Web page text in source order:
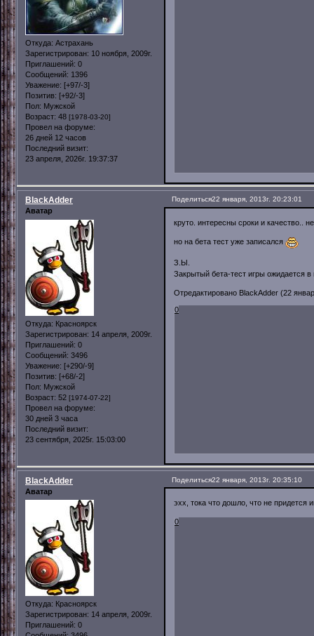
Откуда: Астрахань
Зарегистрирован: 10 ноября, 2009г.
Приглашений: 0
Сообщений: 1396
Уважение: [+97/-3]
Позитив: [+92/-3]
Пол: Мужской
Возраст: 48 [1978-03-20]
Провел на форуме:
26 дней 12 часов
Последний визит:
23 апреля, 2026г. 19:37:37
Поделиться22 января, 2013г. 20:23:01
BlackAdder
Аватар
Откуда: Красноярск
Зарегистрирован: 14 апреля, 2009г.
Приглашений: 0
Сообщений: 3496
Уважение: [+290/-9]
Позитив: [+68/-2]
Пол: Мужской
Возраст: 52 [1974-07-22]
Провел на форуме:
30 дней 3 часа
Последний визит:
23 сентября, 2025г. 15:03:00
круто. интересны сроки и качество..
но на бета тест уже записался
З.Ы.
Закрытый бета-тест игры ожидается в
Отредактировано BlackAdder (22
0
Поделиться22 января, 2013г. 20:35:10
BlackAdder
Аватар
Откуда: Красноярск
Зарегистрирован: 14 апреля, 2009г.
Приглашений: 0
эхх, тока что дошло, что не придется
0